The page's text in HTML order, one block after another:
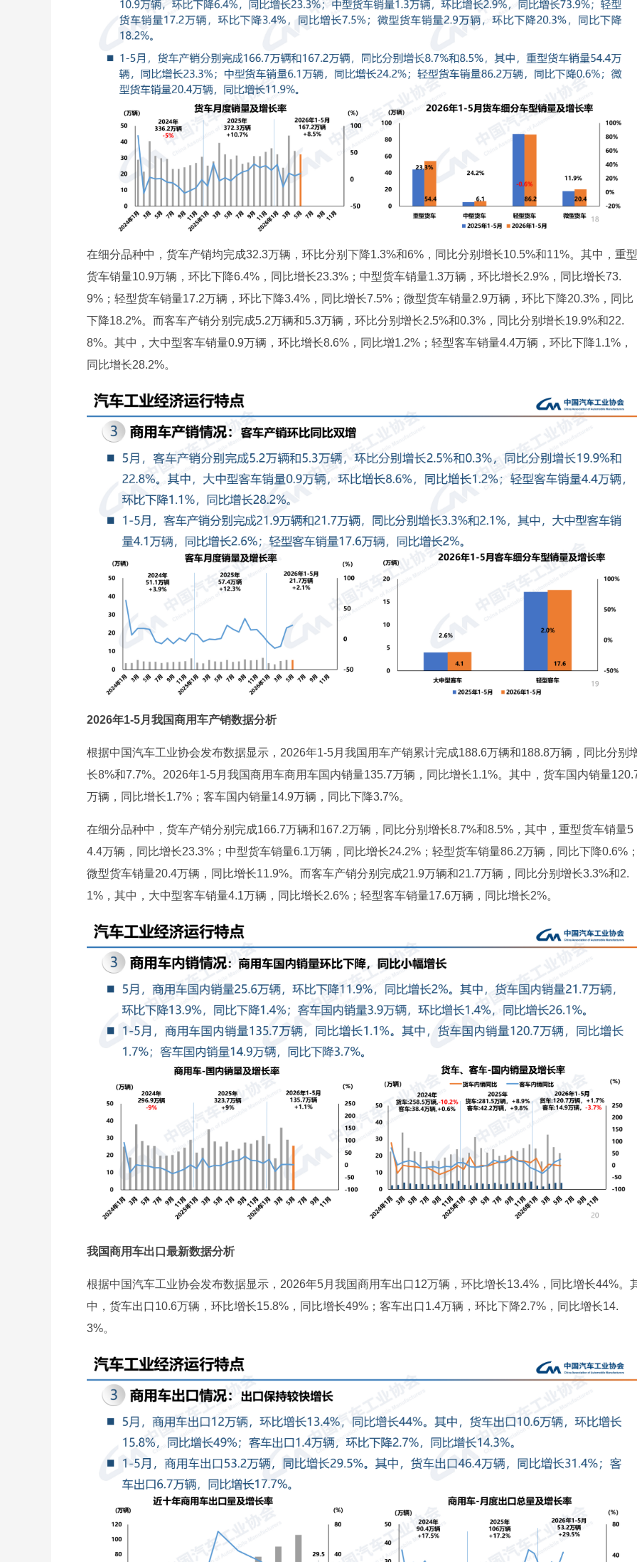
在细分品种中，货车产销均完成32.3万辆，环比分别下降1.3%和6%，同比分别增长10.5%和11%。其中，重型
货车销量10.9万辆，环比下降6.4%，同比增长23.3%；中型货车销量1.3万辆，环比增长2.9%，同比增长73.
9%；轻型货车销量17.2万辆，环比下降3.4%，同比增长7.5%；微型货车销量2.9万辆，环比下降20.3%，同比
下降18.2%。而客车产销分别完成5.2万辆和5.3万辆，环比分别增长2.5%和0.3%，同比分别增长19.9%和22.
8%。其中，大中型客车销量0.9万辆，环比增长8.6%，同比增1.2%；轻型客车销量4.4万辆，环比下降1.1%，
同比增长28.2%。
2026年1-5月我国商用车产销数据分析
根据中国汽车工业协会发布数据显示，2026年1-5月我国用车产销累计完成188.6万辆和188.8万辆，同比分别
长8%和7.7%。2026年1-5月我国商用车商用车国内销量135.7万辆，同比增长1.1%。其中，货车国内销量
万辆，同比增长1.7%；客车国内销量14.9万辆，同比下降3.7%。
在细分品种中，货车产销分别完成166.7万辆和167.2万辆，同比分别增长8.7%和8.5%，其中，重型货车销量5
4.4万辆，同比增长23.3%；中型货车销量6.1万辆，同比增长24.2%；轻型货车销量86.2万辆，同比下降0.6%
微型货车销量20.4万辆，同比增长11.9%。而客车产销分别完成21.9万辆和21.7万辆，同比分别增长3.3%和2.
1%，其中，大中型客车销量4.1万辆，同比增长2.6%；轻型客车销量17.6万辆，同比增长2%。
我国商用车出口最新数据分析
根据中国汽车工业协会发布数据显示，2026年5月我国商用车出口12万辆，环比增长13.4%，同比增长44%。
中，货车出口10.6万辆，环比增长15.8%，同比增长49%；客车出口1.4万辆，环比下降2.7%，同比增长14.
3%。